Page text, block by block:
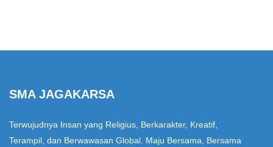
SMA JAGAKARSA
Terwujudnya Insan yang Religius, Berkarakter, Kreatif,
Terampil, dan Berwawasan Global. Maju Bersama, Bersama